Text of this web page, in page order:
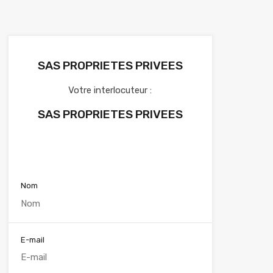
SAS PROPRIETES PRIVEES
Votre interlocuteur :
SAS PROPRIETES PRIVEES
Nom
E-mail